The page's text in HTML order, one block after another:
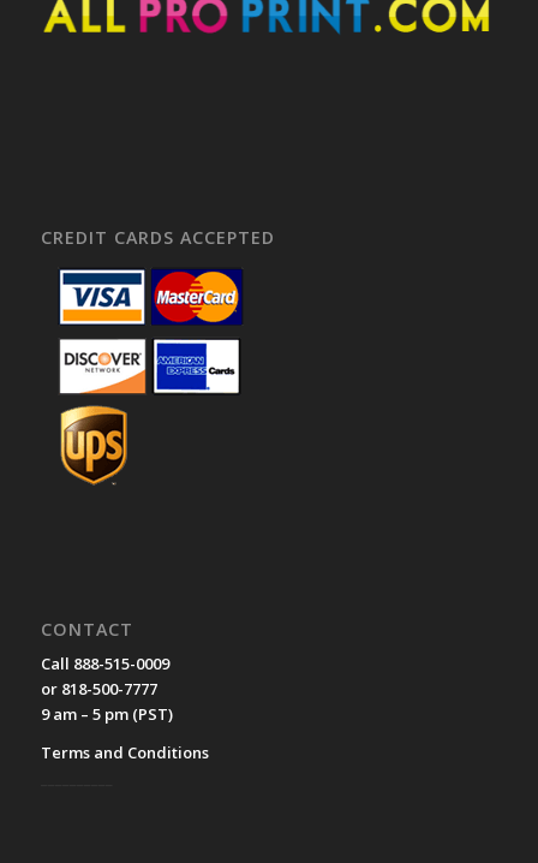
CREDIT CARDS ACCEPTED
CONTACT
Call 888-515-0009
or 818-500-7777
9 am – 5 pm (PST)
Terms and Conditions